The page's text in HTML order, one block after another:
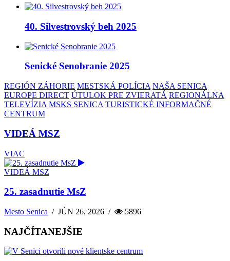
40. Silvestrovský beh 2025
Senické Senobranie 2025
REGIÓN ZÁHORIE MESTSKÁ POLÍCIA NAŠA SENICA
EUROPE DIRECT ÚTULOK PRE ZVIERATÁ REGIONÁLNA
TELEVÍZIA MSKS SENICA TURISTICKÉ INFORMAČNÉ
CENTRUM
VIDEÁ MSZ
VIAC
VIDEÁ MSZ
25. zasadnutie MsZ
Mesto Senica /JÚN 26, 2026 / 5896
NAJČÍTANEJŠIE